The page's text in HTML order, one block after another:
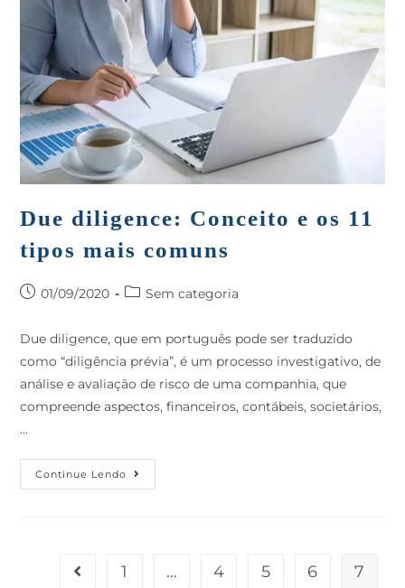
Due diligence: Conceito e os 11
tipos mais comuns
01/09/2020 Sem categoria
Due diligence, que em português pode ser traduzido
como “diligência prévia”, é um processo investigativo, de
análise e avaliação de risco de uma companhia, que
compreende aspectos, financeiros, contábeis, societários,
…
Continue Lendo
1 … 4 5 6 7